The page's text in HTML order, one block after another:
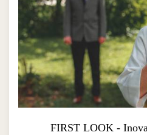
FIRST LOOK -